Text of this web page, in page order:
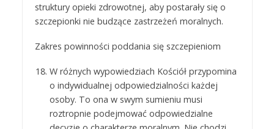
struktury opieki zdrowotnej, aby postarały się o
szczepionki nie budzące zastrzeżeń moralnych.
Zakres powinności poddania się szczepieniom
W różnych wypowiedziach Kościół przypomina
o indywidualnej odpowiedzialności każdej
osoby. To ona w swym sumieniu musi
roztropnie podejmować odpowiedzialne